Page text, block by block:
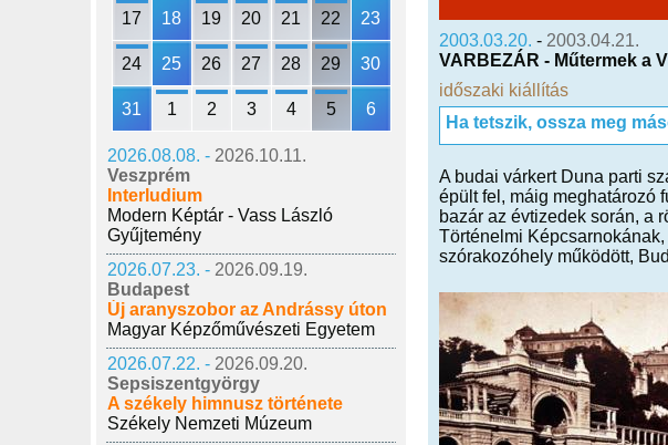
17 18 19 20 21 22 23
24 25 26 27 28 29 30
31 1 2 3 4 5 6
2026.08.08. - 2026.10.11.
Veszprém
Interludium
Modern Képtár - Vass László
Gyűjtemény
2026.07.23. - 2026.09.19.
Budapest
Új aranyszobor az Andrássy úton
Magyar Képzőművészeti Egyetem
2026.07.22. - 2026.09.20.
Sepsiszentgyörgy
A székely himnusz története
Székely Nemzeti Múzeum
2003.03.20. - 2003.04.21.
VARBEZÁR - Műtermek a
időszaki kiállítás
Ha tetszik, ossza meg
A budai várkert Duna parti
épült fel, máig meghatározó
bazár az évtizedek során, a
Történelmi
szórakozóhely működött,